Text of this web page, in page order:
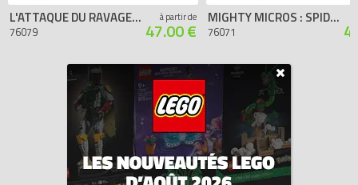
L'ATTAQUE DU RAVAGEUR
76079
à partir de
47.00 €
MIGHTY MICROS : SPIDER-MAN CONTRE SCORPION
76071